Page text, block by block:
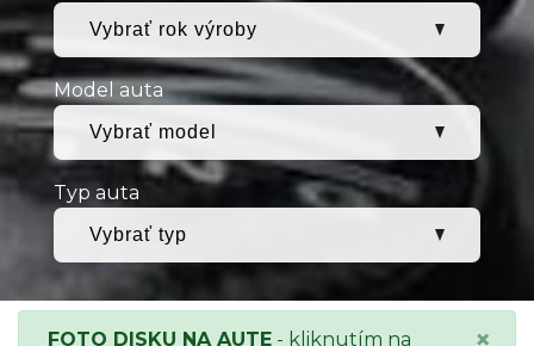
Model auta
Typ auta
FOTO DISKU NA AUTE - kliknutím na